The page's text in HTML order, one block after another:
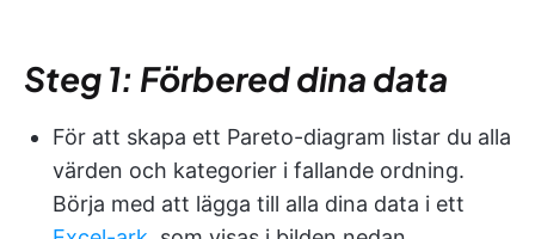
Steg 1: Förbered dina data
För att skapa ett Pareto-diagram listar du alla
värden och kategorier i fallande ordning.
Börja med att lägga till alla dina data i ett